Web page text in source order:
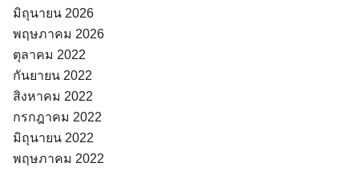
มิถุนายน 2026
พฤษภาคม 2026
ตุลาคม 2022
กันยายน 2022
สิงหาคม 2022
กรกฎาคม 2022
มิถุนายน 2022
พฤษภาคม 2022